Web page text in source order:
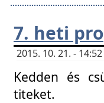
7. heti
2015. 10. 21. -
Kedden és
titeket.